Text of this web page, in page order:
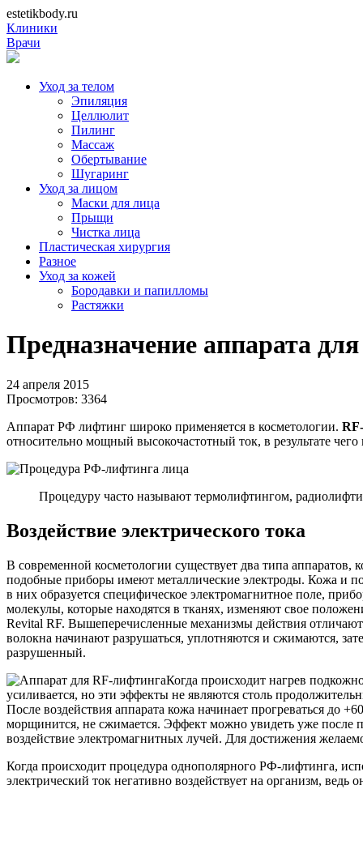
estetikbody.ru
Клиники
Врачи
Уход за телом
Эпиляция
Целлюлит
Пилинг
Массаж
Обертывание
Шугаринг
Уход за лицом
Маски для лица
Прыщи
Чистка лица
Пластическая хирургия
Разное
Уход за кожей
Бородавки и папилломы
Растяжки
Предназначение аппарата
24 апреля 2015
Просмотров: 3364
Аппарат РФ лифтинг широко применяется в косметологии.
относительно мощный высокочастотный ток, в результате
Процедуру часто называют термолифтингом,
Воздействие электрического тока
В современной косметологии существует два типа аппаратов,
подобные приборы имеют металлические электроды. Кожа и
в них образуется специфическое электромагнитное поле,
молекулы, которые находятся в тканях, изменяют свое
Revital RF. Вышеперечисленные механизмы действия
волокна начинают разрушаться, уплотняются и сжимаются,
разрушенный.
Когда происходит нагрев
усиливается, но эти эффекты не являются столь
После воздействия аппарата кожа начинает прогреваться до
морщинится, не сжимается. Эффект можно увидеть уже после
воздействие электромагнитных лучей. Для достижения
Когда происходит процедура однополярного РФ-лифтинга,
электрический ток негативно воздействует на организм,